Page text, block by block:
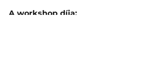
A workshop díja: